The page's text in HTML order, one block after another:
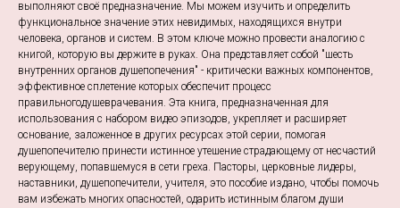
выполняют своё предназначение. Мы можем изучить и определить
функциональное значение этих невидимых, находящихся внутри
человека, органов и систем. В этом ключе можно провести аналогию с
книгой, которую вы держите в руках. Она представляет собой "шесть
внутренних органов душепопечения" - критически важных компонентов,
эффективное сплетение которых обеспечит процесс
правильногодушеврачевания. Эта книга, предназначенная для
использования с набором видео эпизодов, укрепляет и расширяет
основание, заложенное в других ресурсах этой серии, помогая
душепопечителю принести истинное утешение страдающему от несчастий
верующему, попавшемуся в сети греха. Пасторы, церковные лидеры,
наставники, душепопечители, учителя, это пособие издано, чтобы помочь
вам избежать многих опасностей, одарить истинным благом души